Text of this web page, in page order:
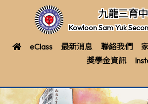
九龍三育
Kowloon Sam Yuk
eClass 最新消息 聯絡我們
獎學金資訊